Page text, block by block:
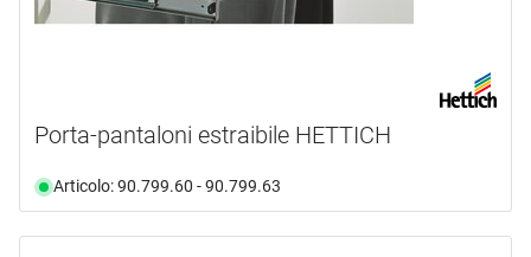
Porta-pantaloni estraibile HETTICH
Articolo: 90.799.60 - 90.799.63